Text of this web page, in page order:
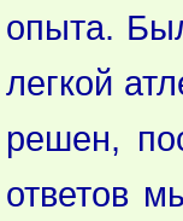
опыта.
легкой
решен,
ответов